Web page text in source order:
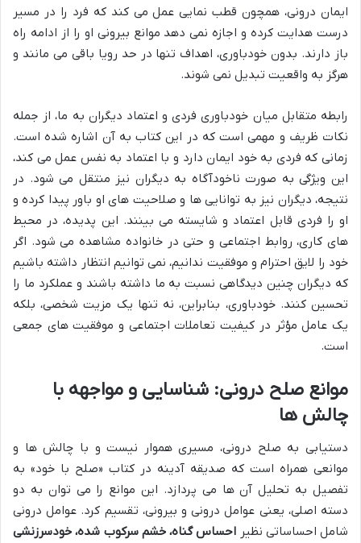
ایمان درونی، همچون قطب نمایی عمل می کند که فرد را در مسیر
درست هدایت کرده و اجازه نمی دهد موانع بیرونی او را از ادامه راه
باز دارند. بدون خودباوری، اهداف تنها در حد رویا باقی می مانند و
هرگز به واقعیت تبدیل نمی شوند.
رابطه متقابل میان خودباوری فردی و اعتماد دیگران به ما، از جمله
نکات ظریف و مهمی است که در این کتاب به آن اشاره شده است.
زمانی که فردی به خود ایمان دارد و با اعتماد به نفس عمل می کند،
این ویژگی به صورت ناخودآگاه به دیگران نیز منتقل می شود. در
نتیجه، دیگران نیز به توانایی ها و صلاحیت های او باور پیدا کرده و
او را فردی قابل اعتماد و شایسته می بینند. این پدیده، در محیط
های کاری، روابط اجتماعی و حتی در خانواده مشاهده می شود. اگر
خود را لایق احترام و موفقیت ندانیم، نمی توانیم انتظار داشته باشیم
که دیگران چنین دیدگاهی نسبت به ما داشته باشند و عملکرد ما را
تحسین کنند. خودباوری، بنابراین، نه تنها یک مزیت شخصی، بلکه
یک عامل مؤثر در کیفیت تعاملات اجتماعی و موفقیت های جمعی
است.
موانع صلح درونی: شناسایی و مواجهه با
چالش ها
دستیابی به صلح درونی، مسیری هموار نیست و با چالش ها و
موانعی همراه است که صدیقه آدینه در کتاب «صلح با خود» به
تفصیل به تحلیل آن ها می پردازد. این موانع را می توان به دو
دسته اصلی، یعنی عوامل درونی و بیرونی، تقسیم کرد. عوامل درونی
شامل احساساتی نظیر احساس گناه، خشم سرکوب شده، خودسرزنشی